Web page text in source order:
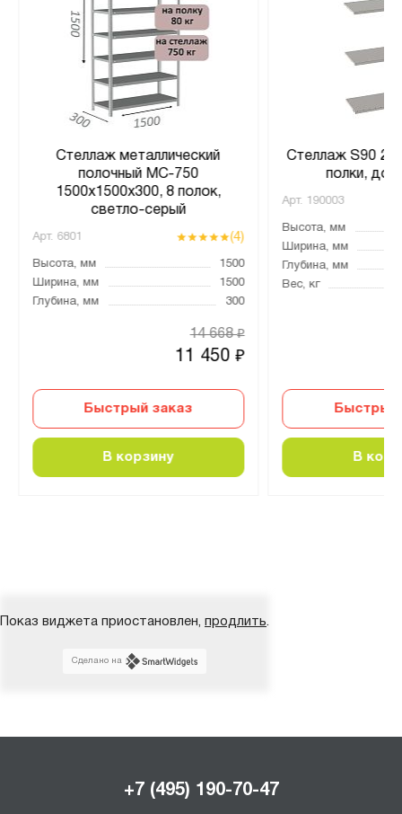
Стеллаж металлический
полочный МС-750
1500х1500х300, 8 полок,
светло-серый
Арт. 6801 (4)
Высота, мм
1500
Ширина, мм
1500
Глубина, мм
300
11 450₽
14 668₽
Быстрый заказ
В корзину
Стеллаж S90
полки,
Арт. 190003
Высота, мм
Ширина, мм
Глубина, мм
Вес, кг
Быстрый
В
Показ виджета приостановлен, продлить.
Сделано на
+7 (495) 190-70-47